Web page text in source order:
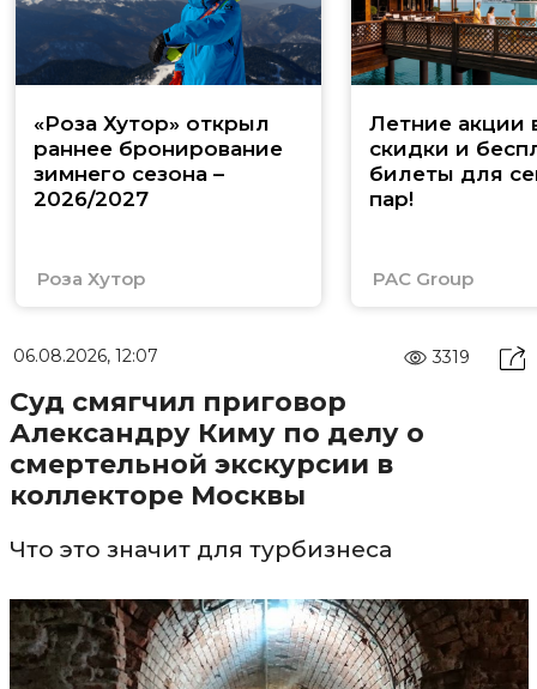
«Роза Хутор» открыл
раннее бронирование
зимнего сезона –
2026/2027
Роза Хутор
Летние акции
скидки и
билеты для
пар!
PAC Group
06.08.2026, 12:07 3319
Суд смягчил приговор
Александру Киму по делу о
смертельной экскурсии в
коллекторе Москвы
Что это значит для турбизнеса